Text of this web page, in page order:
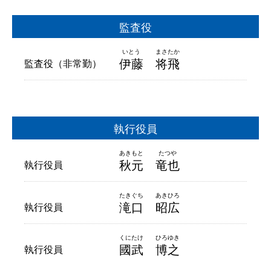
監査役
監査役（非常勤） 伊藤 将飛
執行役員
執行役員 秋元 竜也
執行役員 滝口 昭広
執行役員 國武 博之